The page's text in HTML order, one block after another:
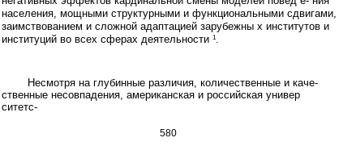
населения, мощными структурными и функциональными сдвигами,
заимствованием и сложной адаптацией зарубежны х институтов и
институций во всех сферах деятельности 1.
Несмотря на глубинные различия, количественные и каче-
ственные несовпадения, американская и российская универ
ситетс-
580